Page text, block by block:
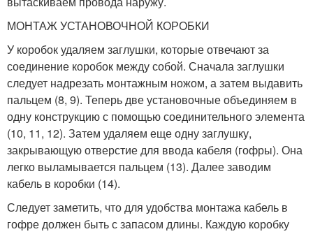
МОНТАЖ УСТАНОВОЧНОЙ КОРОБКИ
У коробок удаляем заглушки, которые отвечают за
соединение коробок между собой. Сначала заглушки
следует надрезать монтажным ножом, а затем выдавить
пальцем (8, 9). Теперь две установочные объединяем в
одну конструкцию с помощью соединительного элемента
(10, 11, 12). Затем удаляем еще одну заглушку,
закрывающую отверстие для ввода кабеля (гофры). Она
легко выламывается пальцем (13). Далее заводим
кабель в коробки (14).
Следует заметить, что для удобства монтажа кабель в
гофре должен быть с запасом длины. Каждую коробку